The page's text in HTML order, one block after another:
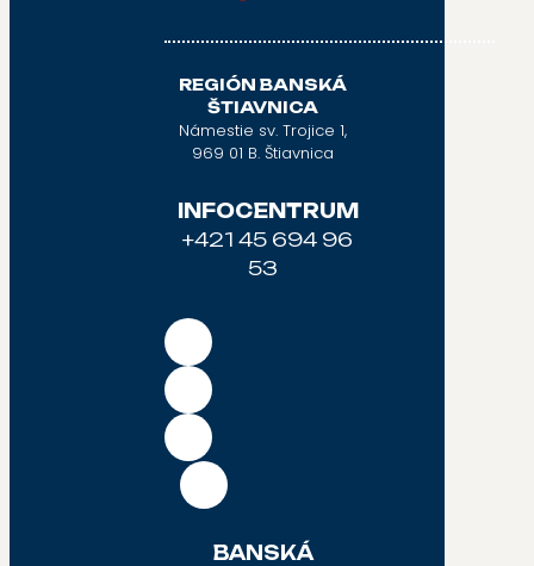
REGIÓN BANSKÁ
ŠTIAVNICA
Námestie sv. Trojice 1,
969 01 B. Štiavnica
INFOCENTRUM
+421 45 694 96
53
BANSKÁ